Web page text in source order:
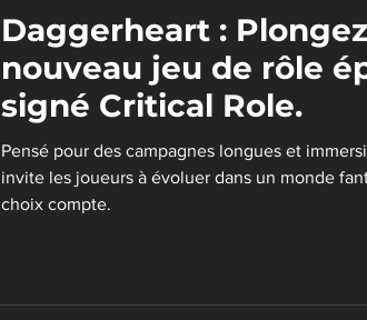
Daggerheart :
nouveau jeu de rôle
signé Critical Role.
Pensé pour des campagnes longues et
invite les joueurs à évoluer dans un monde
choix compte.